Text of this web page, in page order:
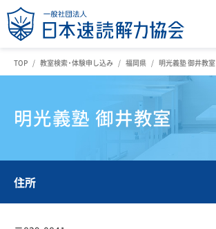
TOP 教室検索・体験申し込み 福岡県 明光義塾 御井教室
明光義塾 御井教室
住所